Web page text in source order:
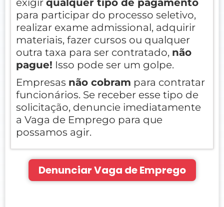
para participar do processo seletivo,
realizar exame admissional, adquirir
materiais, fazer cursos ou qualquer
outra taxa para ser contratado, não
pague! Isso pode ser um golpe.
Empresas não cobram para contratar
funcionários. Se receber esse tipo de
solicitação, denuncie imediatamente
a Vaga de Emprego para que
possamos agir.
Denunciar Vaga de Emprego